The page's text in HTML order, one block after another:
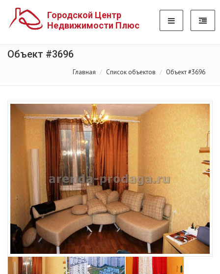
Городской Центр
Недвижимости Плюс
Объект #3696
Главная Список объектов Объект #3696